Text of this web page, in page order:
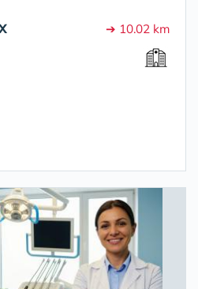
➔ 10.02 km